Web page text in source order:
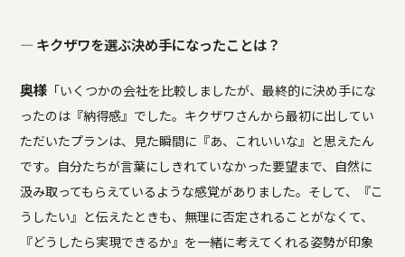
― キクザワを選ぶ決め手になったことは？
奥様 「いくつかの会社を比較しましたが、最終的に決め手にな
ったのは『納得感』でした。キクザワさんから最初に出してい
ただいたプランは、見た瞬間に『あ、これいいな』と思えたん
です。自分たちが言葉にしきれていなかった要望まで、自然に
汲み取ってもらえているような感覚がありました。そして、『こ
うしたい』と伝えたときも、無理に否定されることがなくて、
『どうしたら実現できるか』を一緒に考えてくれる姿勢が印象